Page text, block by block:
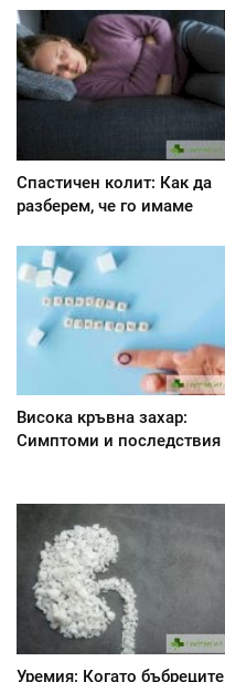
Спастичен колит: Как да
разберем, че го имаме
Висока кръвна захар:
Симптоми и последствия
Уремия: Когато бъбреците